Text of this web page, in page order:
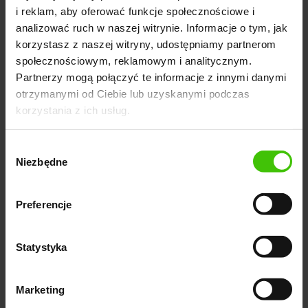
i reklam, aby oferować funkcje społecznościowe i
analizować ruch w naszej witrynie. Informacje o tym, jak
korzystasz z naszej witryny, udostępniamy partnerom
społecznościowym, reklamowym i analitycznym.
Partnerzy mogą połączyć te informacje z innymi danymi
otrzymanymi od Ciebie lub uzyskanymi podczas
korzystania z ich usług.
zgody
Niezbędne
Preferencje
Statystyka
Marketing
najczęstszych błędów w zarządzaniu budżetem
dziennym można wyróżnić:
Niewłaściwe szacowanie budżetu.Startowanie
kampanii ze zbyt wysokim lub zbyt niskim budżetem
dziennym bez wcześniejszej analizy danych
Brak elastyczności.
Nieprzystosowywanie budżetu
czy działań konkurencji, co może skutkować utratą
Ignorowanie danych.
które mogą dostarczać cennych informacji na temat
skuteczności poszczególnych aspektów kampanii.